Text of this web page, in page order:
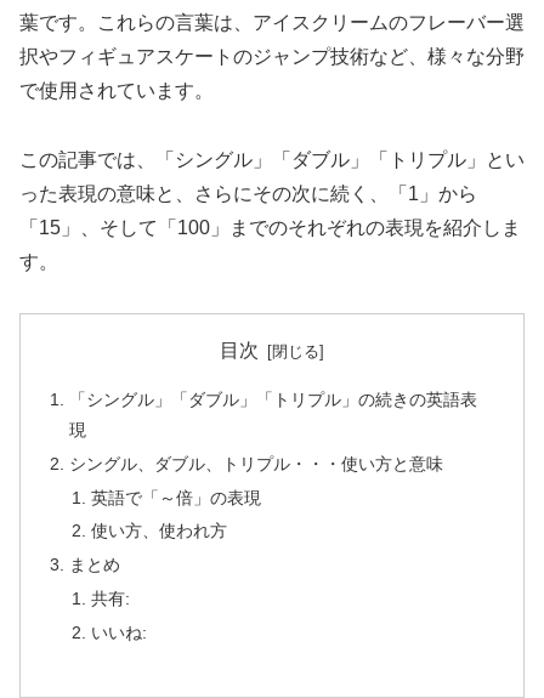
葉です。これらの言葉は、アイスクリームのフレーバー選
択やフィギュアスケートのジャンプ技術など、様々な分野
で使用されています。
この記事では、「シングル」「ダブル」「トリプル」とい
った表現の意味と、さらにその次に続く、「1」から
「15」、そして「100」までのそれぞれの表現を紹介しま
す。
目次
「シングル」「ダブル」「トリプル」の続きの英語表
現
シングル、ダブル、トリプル・・・使い方と意味
英語で「～倍」の表現
使い方、使われ方
まとめ
共有:
いいね: